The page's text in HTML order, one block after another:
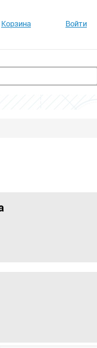
Корзина Войти